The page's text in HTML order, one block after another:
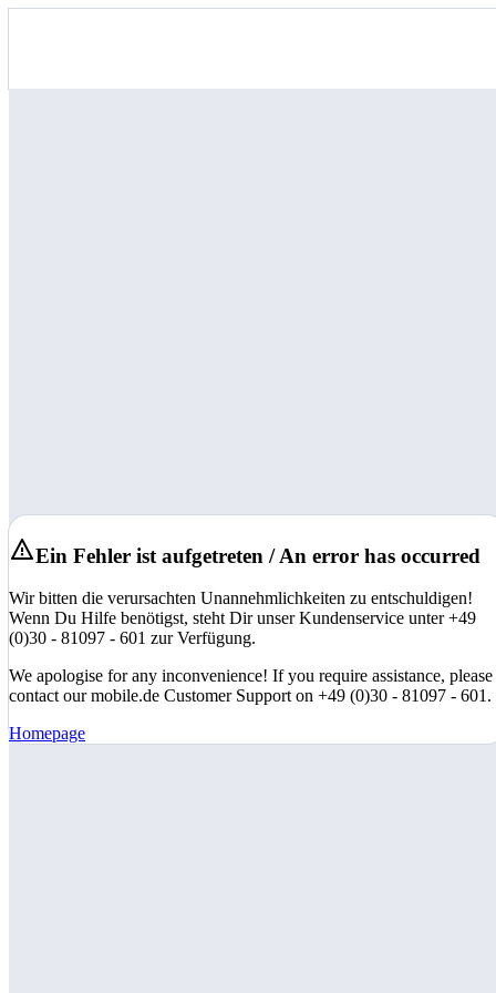
Ein Fehler ist aufgetreten / An error has occurred
Wir bitten die verursachten Unannehmlichkeiten zu entschuldigen!
Wenn Du Hilfe benötigst, steht Dir unser Kundenservice unter +49
(0)30 - 81097 - 601 zur Verfügung.
We apologise for any inconvenience! If you require assistance, please
contact our mobile.de Customer Support on +49 (0)30 - 81097 - 601.
Homepage